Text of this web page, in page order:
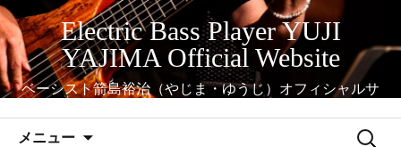
コ
ン
テ
ン
ツ
へ
Electric Bass Player YUJI
YAJIMA Official Website
ベーシスト箭島裕治（やじま・ゆうじ）オフィシャルサ
メニュー
検